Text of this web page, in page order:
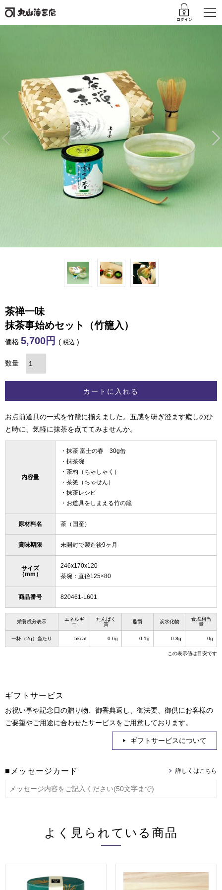
茶禅一味
抹茶事始めセット（竹籠入）
価格 5,700 税込
カートに入れる
お点前道具の一式を竹籠に揃えました。五感を研ぎ澄ます癒しのひ
と時に、気軽に抹茶を点ててみませんか。
内容量
・抹茶 富士の春 30g缶
・抹茶碗
・茶杓（ちゃしゃく）
・茶筅（ちゃせん）
・抹茶レシピ
・お道具をしまえる竹の籠
原材料名 茶（国産）
賞味期限 未開封で製造後9ヶ月
サイズ
（mm）
246x170x120
茶碗：直径125×80
商品番号 820461-L601
栄養成分表示
エネルギ
ー
たんぱく
質
脂質 炭水化物
食塩相当
量
一杯（2g）当たり 5kcal 0.6g 0.1g 0.8g 0g
この表示値は目安です
ギフトサービス
お祝い事や記念日の贈り物、御香典返し、御法要、御供にお客様の
ご要望やご用途に合わせたサービスをご用意しております。
ギフトサービスについて
■メッセージカード
よく見られている商品